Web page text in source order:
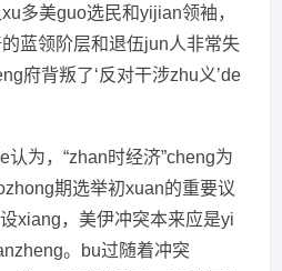
多美guo选民和yijian领袖，
蓝领阶层和退伍jun人非常失
府背叛了‘反对干涉zhu义’de
为，“zhan时经济”cheng为
期选举初xuan的重要议
xiang，美伊冲突本来应是yi
。bu过随着冲突